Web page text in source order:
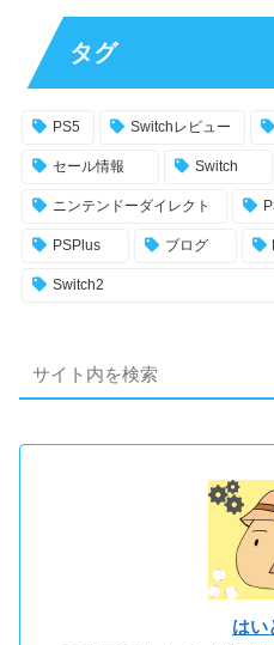
タグ
PS5 Switchレビュー
セール情報 Switch
ニンテンドーダイレクト
PSPlus ブログ
Switch2
はい